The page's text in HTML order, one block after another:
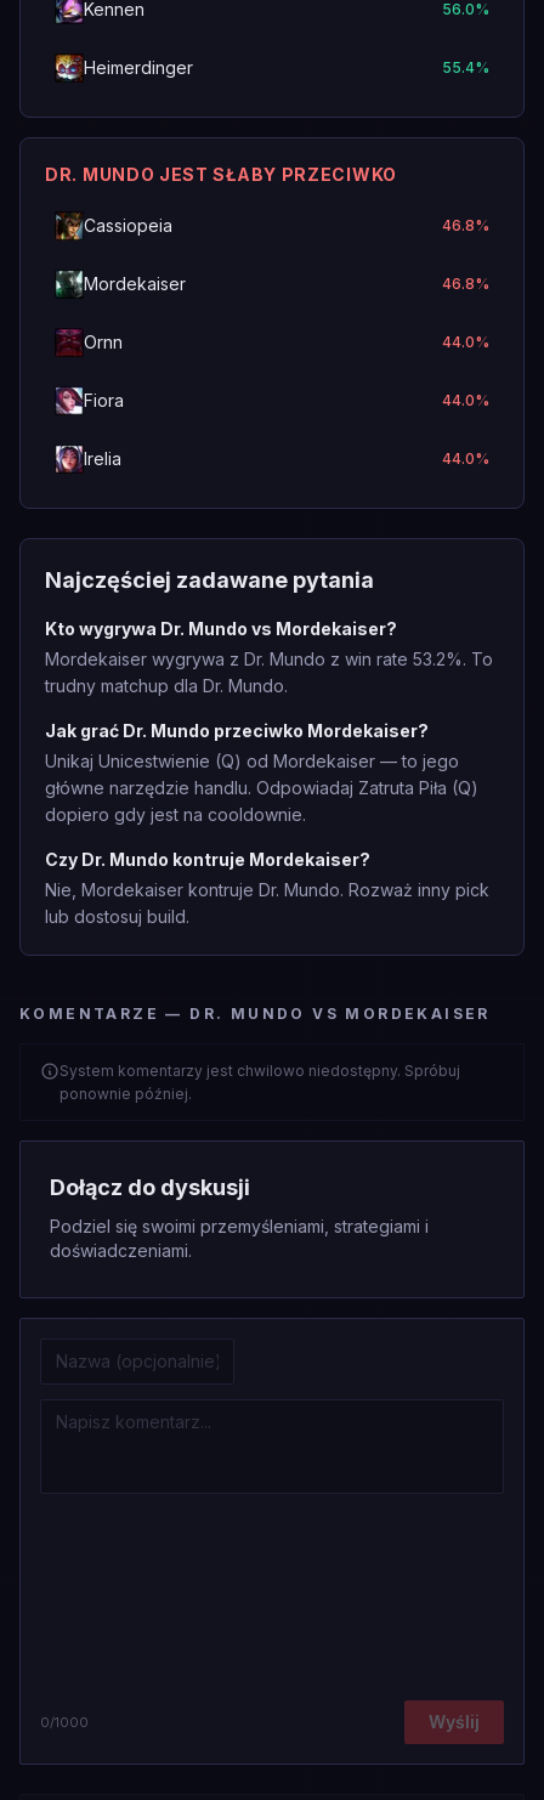
Kennen 56.0%
Heimerdinger 55.4%
DR. MUNDO JEST SŁABY PRZECIWKO
Cassiopeia 46.8%
Mordekaiser 46.8%
Ornn 44.0%
Fiora 44.0%
Irelia 44.0%
Najczęściej zadawane pytania
Kto wygrywa Dr. Mundo vs Mordekaiser?
Mordekaiser wygrywa z Dr. Mundo z win rate 53.2%. To
trudny matchup dla Dr. Mundo.
Jak grać Dr. Mundo przeciwko Mordekaiser?
Unikaj Unicestwienie (Q) od Mordekaiser — to jego
główne narzędzie handlu. Odpowiadaj Zatruta Piła (Q)
dopiero gdy jest na cooldownie.
Czy Dr. Mundo kontruje Mordekaiser?
Nie, Mordekaiser kontruje Dr. Mundo. Rozważ inny pick
lub dostosuj build.
KOMENTARZE — DR. MUNDO VS MORDEKAISER
System komentarzy jest chwilowo niedostępny. Spróbuj
ponownie później.
Dołącz do dyskusji
Podziel się swoimi przemyśleniami, strategiami i
doświadczeniami.
0/1000 Wyślij